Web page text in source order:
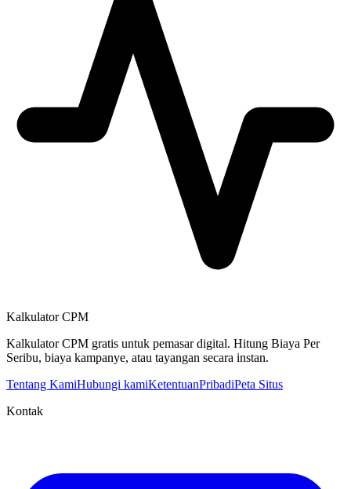
Kalkulator CPM
Kalkulator CPM gratis untuk pemasar digital. Hitung Biaya Per
Seribu, biaya kampanye, atau tayangan secara instan.
Tentang KamiHubungi kamiKetentuanPribadiPeta Situs
Kontak